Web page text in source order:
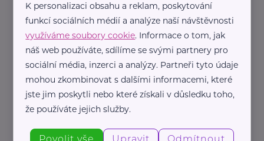
vám rád poradí a pomůže.
https://www.allianz.cz/cs_CZ/pobocky-
a-poradci/0798-Haraskova.html
+420 734 401 567
katerina.haraskova@iallianz.cz
K personalizaci obsahu a reklam, poskytování
funkcí sociálních médií a analýze naší návštěvnosti
využíváme soubory cookie. Informace o tom, jak
náš web používáte, sdílíme se svými partnery pro
sociální média, inzerci a analýzy. Partneři tyto údaje
mohou zkombinovat s dalšími informacemi, které
jste jim poskytli nebo které získali v důsledku toho,
že používáte jejich služby.